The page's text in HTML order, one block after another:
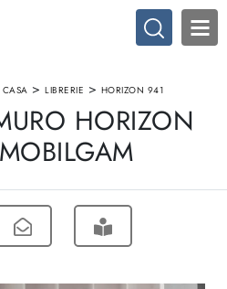
> LIBRERIE > HORIZON 941
HORIZON